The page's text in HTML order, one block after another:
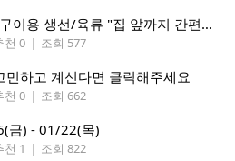
시애틀 프리미엄 사시미/구이용 생선/육류 "집 앞까지 간편하게" – 영오션샵닷컴
천 0 | 조회 577
하고 계신다면 클릭해주세요
천 0 | 조회 662
금) - 01/22(목)
천 1 | 조회 822